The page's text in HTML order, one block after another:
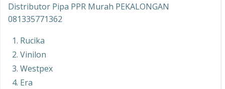
Distributor Pipa PPR Murah PEKALONGAN
081335771362
Rucika
Vinilon
Westpex
Era